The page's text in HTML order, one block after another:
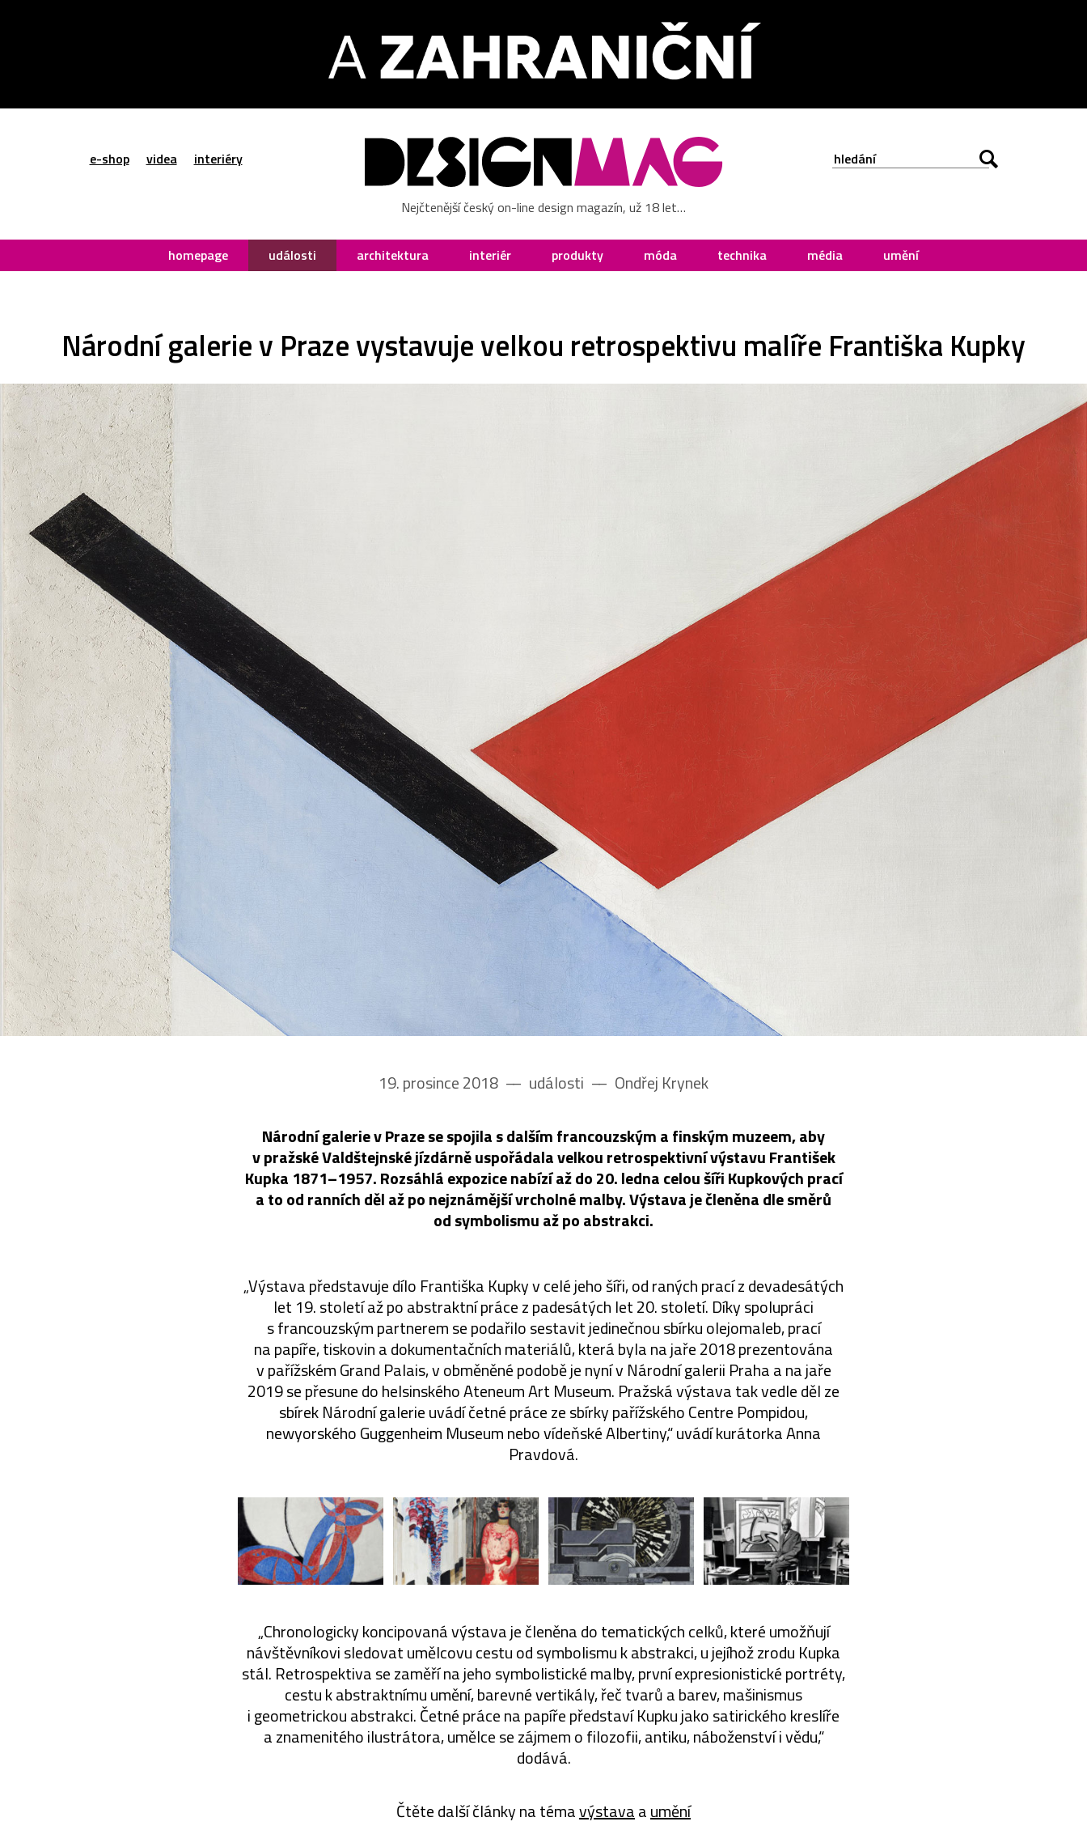
e-shop videa interiéry
Nejčtenější český on-line design magazín, už 18 let…
homepage události architektura interiér produkty móda technika média umění
Národní galerie v Praze vystavuje velkou retrospektivu malíře Františka Kupky
19. prosince 2018 –– události –– Ondřej Krynek
Národní galerie v Praze se spojila s dalším francouzským a finským muzeem, aby
v pražské Valdštejnské jízdárně uspořádala velkou retrospektivní výstavu František
Kupka 1871–1957. Rozsáhlá expozice nabízí až do 20. ledna celou šíři Kupkových prací
a to od ranních děl až po nejznámější vrcholné malby. Výstava je členěna dle směrů
od symbolismu až po abstrakci.
„Výstava představuje dílo Františka Kupky v celé jeho šíři, od raných prací z devadesátých
let 19. století až po abstraktní práce z padesátých let 20. století. Díky spolupráci
s francouzským partnerem se podařilo sestavit jedinečnou sbírku olejomaleb, prací
na papíře, tiskovin a dokumentačních materiálů, která byla na jaře 2018 prezentována
v pařížském Grand Palais, v obměněné podobě je nyní v Národní galerii Praha a na jaře
2019 se přesune do helsinského Ateneum Art Museum. Pražská výstava tak vedle děl ze
sbírek Národní galerie uvádí četné práce ze sbírky pařížského Centre Pompidou,
newyorského Guggenheim Museum nebo vídeňské Albertiny,“ uvádí kurátorka Anna
Pravdová.
„Chronologicky koncipovaná výstava je členěna do tematických celků, které umožňují
návštěvníkovi sledovat umělcovu cestu od symbolismu k abstrakci, u jejíhož zrodu Kupka
stál. Retrospektiva se zaměří na jeho symbolistické malby, první expresionistické portréty,
cestu k abstraktnímu umění, barevné vertikály, řeč tvarů a barev, mašinismus
i geometrickou abstrakci. Četné práce na papíře představí Kupku jako satirického kreslíře
a znamenitého ilustrátora, umělce se zájmem o filozofii, antiku, náboženství i vědu,“
dodává.
Čtěte další články na témavýstavaaumění